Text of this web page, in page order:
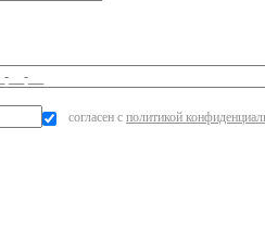
согласен с политикой